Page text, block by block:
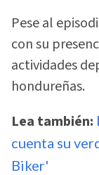
Pese al
con su
actividades
hondureñas.
Lea también:
cuenta su
Biker'